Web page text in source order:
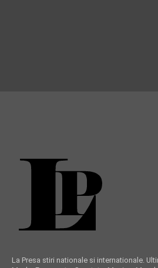
La Presa stiri nationale si internationale.